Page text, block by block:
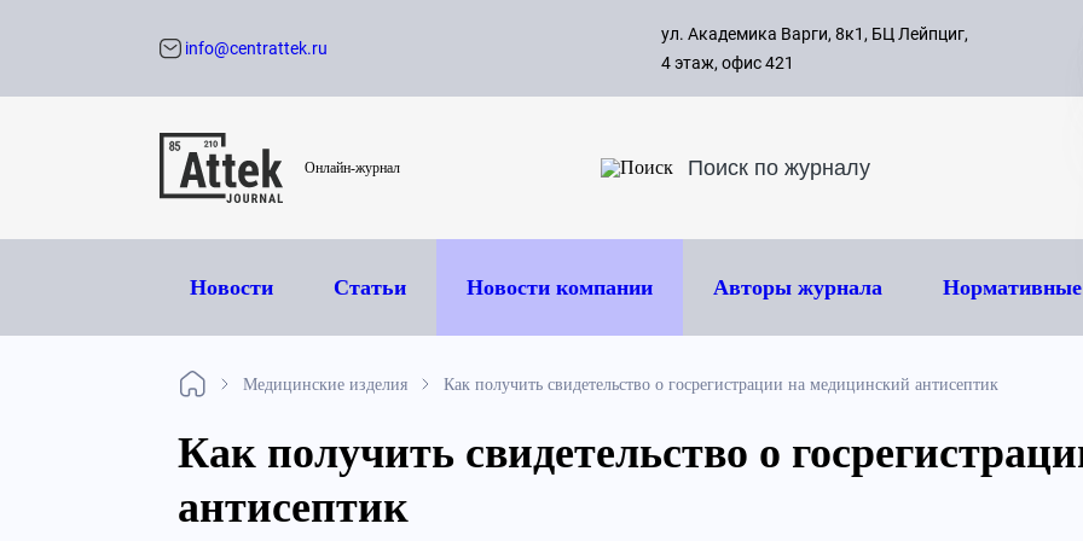
с 09:00
8 495
info@centrattek.ru
ул. Академика Варги, 8к1, БЦ Лейпциг,
4 этаж, офис 421
Онлайн-журнал
Новости Статьи Новости компании Авторы журнала
Медицинские изделия Как получить свидетельство о госрегистрации на медицинский антисептик
Как получить свидетельство о
антисептик